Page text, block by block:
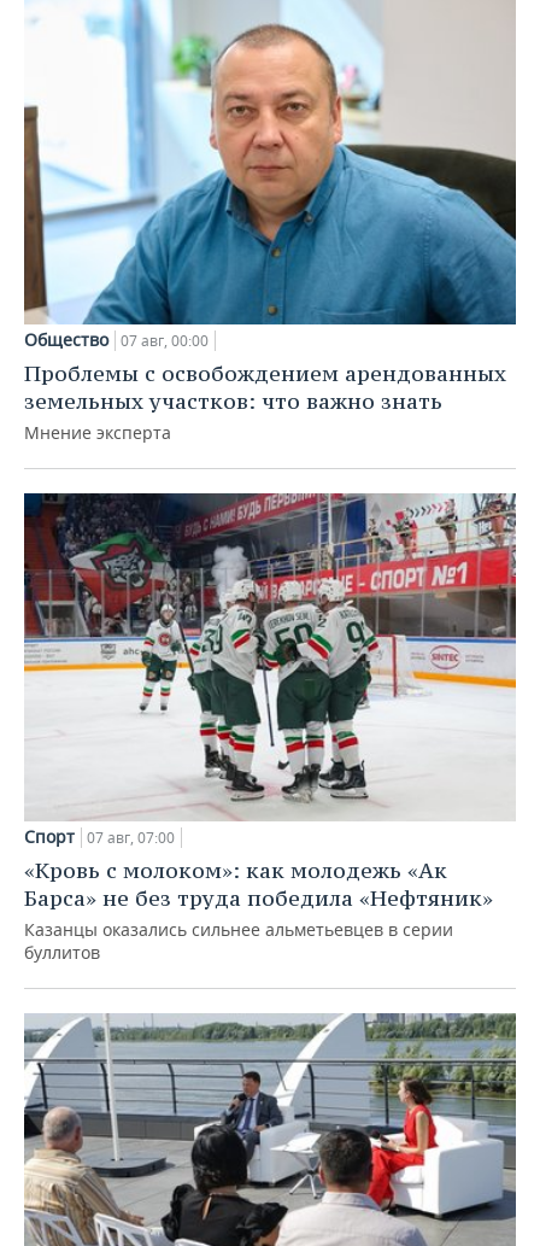
Общество 07 авг, 00:00
Проблемы с освобождением арендованных
земельных участков: что важно знать
Мнение эксперта
Спорт 07 авг, 07:00
«Кровь с молоком»: как молодежь «Ак
Барса» не без труда победила «Нефтяник»
Казанцы оказались сильнее альметьевцев в серии
буллитов